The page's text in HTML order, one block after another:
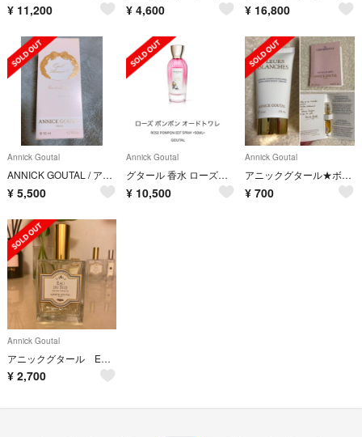
¥ 11,200 ¥ 4,600 ¥ 16,800
Annick Goutal
ANNICK GOUTAL / アニック グタール Quel Amour !
¥ 5,500
Annick Goutal
グタール 香水 ローズポンポンオードトワレ
¥ 10,500
Annick Goutal
アニックグタール★ボディクリーム＆香水サンプルセット
¥ 700
Annick Goutal
アニックグタール EAU DU SUD 3.4 oz (100ml)
¥ 2,700